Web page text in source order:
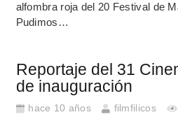
alfombra roja del 20 Festival de
Pudimos…
Reportaje del 31
de inauguración
hace 10 años filmfilicos